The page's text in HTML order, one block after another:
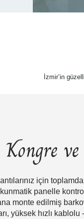
İzmir’in
Kongre
için
panelle
monte edilmiş
yüksek hızlı